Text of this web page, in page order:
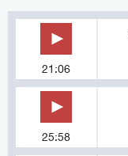
21:06
25:58